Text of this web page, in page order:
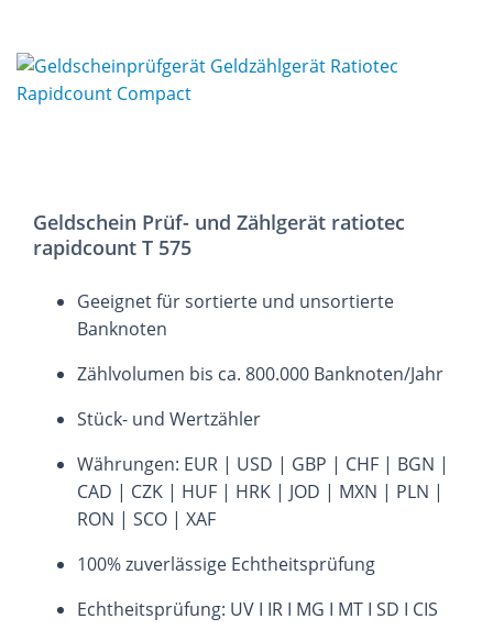
Geldschein Prüf- und Zählgerät ratiotec
rapidcount T 575
Geeignet für sortierte und unsortierte
Banknoten
Zählvolumen bis ca. 800.000 Banknoten/Jahr
Stück- und Wertzähler
Währungen: EUR | USD | GBP | CHF | BGN |
CAD | CZK | HUF | HRK | JOD | MXN | PLN |
RON | SCO | XAF
100% zuverlässige Echtheitsprüfung
Echtheitsprüfung: UV I IR I MG I MT I SD I CIS